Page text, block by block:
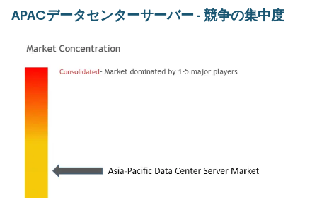
APACデータセンターサーバー - 競争の集中度